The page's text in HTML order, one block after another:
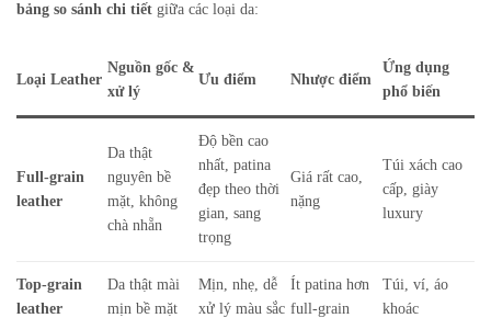
bảng so sánh chi tiết giữa các loại da:
Loại Leather
Nguồn gốc &
xử lý
Ưu điểm Nhược điểm
Ứng dụng
phổ biến
Full-grain
leather
Da thật
nguyên bề
mặt, không
chà nhẵn
Độ bền cao
nhất, patina
đẹp theo thời
gian, sang
trọng
Giá rất cao,
nặng
Túi xách cao
cấp, giày
luxury
Top-grain
leather
Da thật mài
mịn bề mặt
Mịn, nhẹ, dễ
xử lý màu sắc
Ít patina hơn
full-grain
Túi, ví, áo
khoác